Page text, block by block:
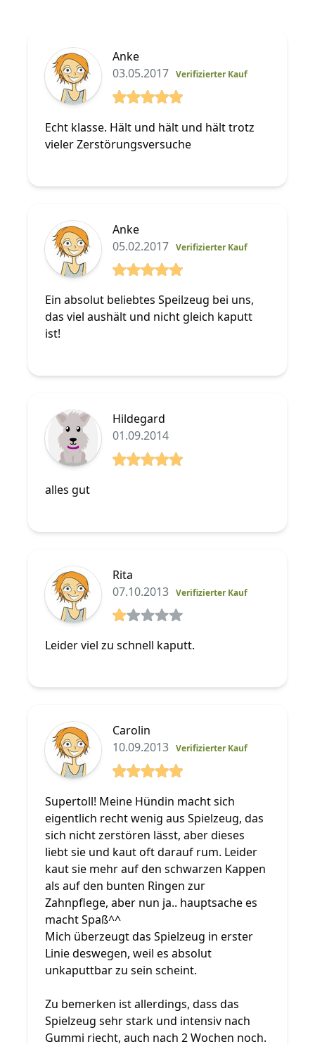
Anke
03.05.2017 Verifizierter Kauf
Echt klasse. Hält und hält und hält trotz
vieler Zerstörungsversuche
Anke
05.02.2017 Verifizierter Kauf
Ein absolut beliebtes Speilzeug bei uns,
das viel aushält und nicht gleich kaputt
ist!
Hildegard
01.09.2014
alles gut
Rita
07.10.2013 Verifizierter Kauf
Leider viel zu schnell kaputt.
Carolin
10.09.2013 Verifizierter Kauf
Supertoll! Meine Hündin macht sich
eigentlich recht wenig aus Spielzeug, das
sich nicht zerstören lässt, aber dieses
liebt sie und kaut oft darauf rum. Leider
kaut sie mehr auf den schwarzen Kappen
als auf den bunten Ringen zur
Zahnpflege, aber nun ja.. hauptsache es
macht Spaß^^
Mich überzeugt das Spielzeug in erster
Linie deswegen, weil es absolut
unkaputtbar zu sein scheint.
Zu bemerken ist allerdings, dass das
Spielzeug sehr stark und intensiv nach
Gummi riecht, auch nach 2 Wochen noch.